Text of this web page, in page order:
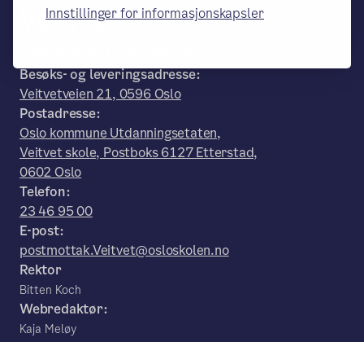
Innstillinger for informasjonskapsler
Veitvet skole
Besøks- og leveringsadresse:
Veitvetveien 21, 0596 Oslo
Postadresse:
Oslo kommune Utdanningsetaten,
Veitvet skole, Postboks 6127 Etterstad,
0602 Oslo
Telefon:
23 46 95 00
E-post:
postmottak.Veitvet@osloskolen.no
Rektor
Bitten Koch
Webredaktør:
Kaja Meløy